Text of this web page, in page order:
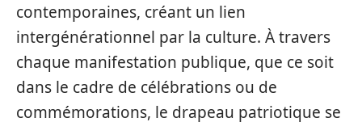
contemporaines, créant un lien
intergénérationnel par la culture. À travers
chaque manifestation publique, que ce soit
dans le cadre de célébrations ou de
commémorations, le drapeau patriotique se